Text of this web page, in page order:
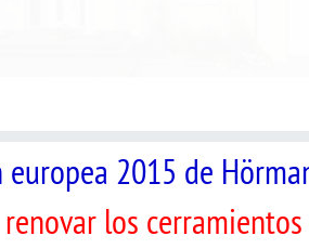
europea 2015 de
los